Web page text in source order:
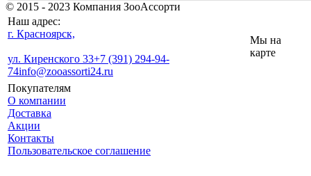
© 2015 - 2023 Компания ЗооАссорти
Наш адрес:
г. Красноярск,
ул. Киренского 33+7 (391) 294-94-
74info@zooassorti24.ru
Мы на
карте
Покупателям
О компании
Доставка
Акции
Контакты
Пользовательское соглашение